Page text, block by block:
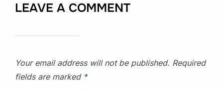
LEAVE A COMMENT
Your email address will not be published. Required
fields are marked *